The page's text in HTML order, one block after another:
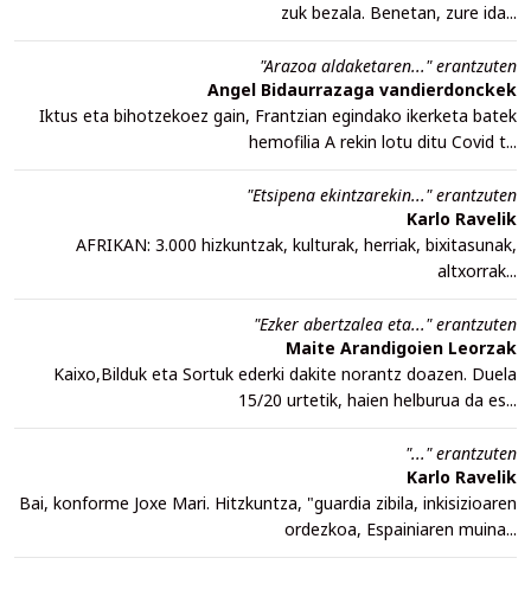
zuk bezala. Benetan, zure ida...
"Arazoa aldaketaren..." erantzuten
Angel Bidaurrazaga vandierdonckek
Iktus eta bihotzekoez gain, Frantzian egindako ikerketa batek
hemofilia A rekin lotu ditu Covid t...
"Etsipena ekintzarekin..." erantzuten
Karlo Ravelik
AFRIKAN: 3.000 hizkuntzak, kulturak, herriak, bixitasunak,
altxorrak...
"Ezker abertzalea eta..." erantzuten
Maite Arandigoien Leorzak
Kaixo,Bilduk eta Sortuk ederki dakite norantz doazen. Duela
15/20 urtetik, haien helburua da es...
"..." erantzuten
Karlo Ravelik
Bai, konforme Joxe Mari. Hitzkuntza, "guardia zibila, inkisizioaren
ordezkoa, Espainiaren muina...